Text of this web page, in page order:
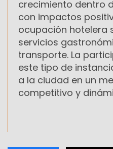
crecimiento dentro
con impactos
ocupación hotelera
servicios
transporte. La
este tipo de
a la ciudad en un
competitivo y